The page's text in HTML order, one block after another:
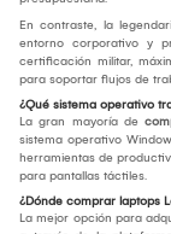
En contraste, la
entorno corporativo y
certificación militar,
para soportar flujos de
¿Qué sistema operativo
La gran mayoría de
sistema operativo
herramientas de
para pantallas táctiles.
¿Dónde comprar laptops
La mejor opción para